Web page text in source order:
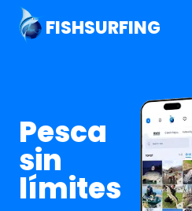
FISHSURFING
Pesca
sin
límites